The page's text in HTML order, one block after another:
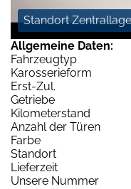
Standort
Allgemeine Daten:
Fahrzeugtyp
Karosserieform
Erst-Zul.
Getriebe
Kilometerstand
Anzahl der Türen
Farbe
Standort
Lieferzeit
Unsere Nummer